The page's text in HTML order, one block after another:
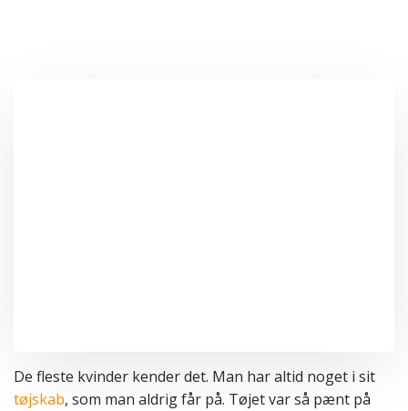
De fleste kvinder kender det. Man har altid noget i sit
tøjskab, som man aldrig får på. Tøjet var så pænt på